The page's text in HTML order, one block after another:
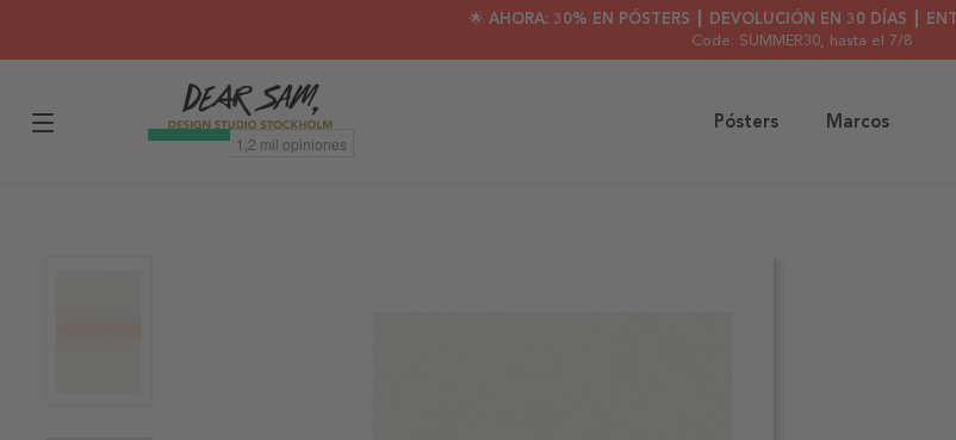
🌟 AHORA: 30% EN PÓSTERS ┃ DEVOLUCIÓN EN 30 DÍAS ┃
Code: SUMMER30, hasta el 7/8
Pósters Marcos